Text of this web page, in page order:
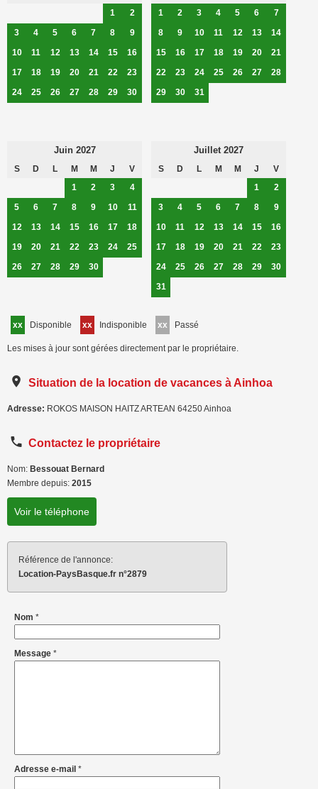
1
2
3
4 5 6 7 8
9
10
11 12 13 14 15
16
17
18 19 20 21 22
23
24
25 26 27 28 29 30
1
2 3 4 5 6
7
8
9 10 11 12 13
14
15
16 17 18 19 20
21
22
23 24 25 26 27
28
29
30 31
Juin 2027
S D L M M J
V
1
2 3
4
5
6 7 8 9 10
11
12
13 14 15 16 17
18
19
20 21 22 23 24
25
26
27 28 29 30
Juillet 2027
S D L M M J
V
1
2
3
4 5 6 7 8
9
10
11 12 13 14 15
16
17
18 19 20 21 22
23
24
25 26 27 28 29
30
31
xx Disponible xx Indisponible xx Passé
Les mises à jour sont gérées directement par le propriétaire.
Situation de la location de vacances à Ainhoa
Adresse: ROKOS MAISON HAITZ ARTEAN 64250Ainhoa
Contactez le propriétaire
Nom: Bessouat Bernard
Membre depuis: 2015
Voir le téléphone
Référence de l'annonce:
Location-PaysBasque.fr n°2879
Nom *
Message *
Adresse e-mail *